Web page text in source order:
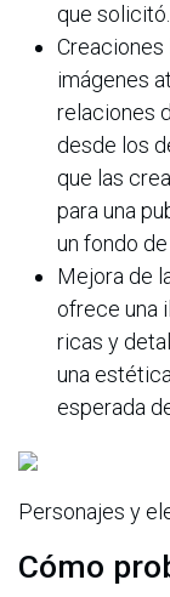
que solicitó.
imágenes
relaciones
desde los
que las
para una
un fondo
Mejora de
ofrece una
ricas y
una
esperada
Personajes y
Cómo